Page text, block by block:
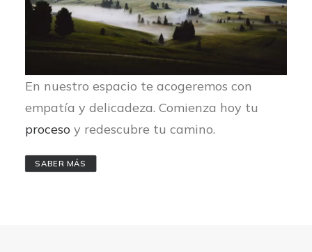
En nuestro espacio te acogeremos con
empatía y delicadeza. Comienza hoy tu
proceso y redescubre tu camino.
SABER MÁS